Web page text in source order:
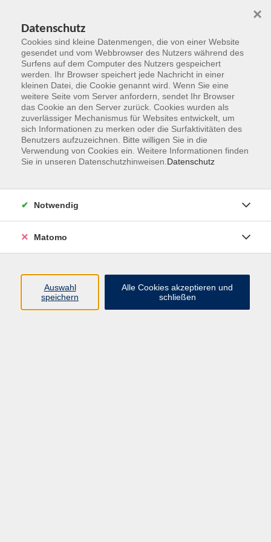
Zum Hauptinhalt springen
Der Kurs konnte nicht gefunden werden.
Erich-Kästner-Str. 5
65232 Taunusstein
info@vhs-rtk.de
Tel: 06128-92770
Datenschutz
Cookies sind kleine Datenmengen, die von einer Website
gesendet und vom Webbrowser des Nutzers während des
Surfens auf dem Computer des Nutzers gespeichert
werden. Ihr Browser speichert jede Nachricht in einer
kleinen Datei, die Cookie genannt wird. Wenn Sie eine
weitere Seite vom Server anfordern, sendet Ihr Browser
das Cookie an den Server zurück. Cookies wurden als
zuverlässiger Mechanismus für Websites entwickelt, um
sich Informationen zu merken oder die Surfaktivitäten des
Benutzers aufzuzeichnen. Bitte willigen Sie in die
Verwendung von Cookies ein. Weitere Informationen finden
Sie in unseren Datenschutzhinweisen. Datenschutz
×
Notwendig
Matomo
Auswahl
speichern
Alle Cookies akzeptieren und
schließen